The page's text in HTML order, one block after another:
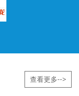
查看更多-->